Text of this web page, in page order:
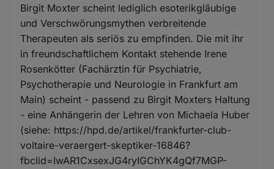
Birgit Moxter scheint lediglich esoterikgläubige
und Verschwörungsmythen verbreitende
Therapeuten als seriös zu empfinden. Die mit ihr
in freundschaftlichem Kontakt stehende Irene
Rosenkötter (Fachärztin für Psychiatrie,
Psychotherapie und Neurologie in Frankfurt am
Main) scheint - passend zu Birgit Moxters Haltung
- eine Anhängerin der Lehren von Michaela Huber
(siehe: https://hpd.de/artikel/frankfurter-club-
voltaire-veraergert-skeptiker-16846?
fbclid=IwAR1CxsexJG4ryIGChYK4gQf7MGP-